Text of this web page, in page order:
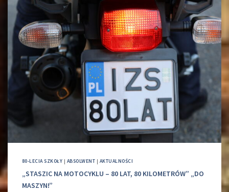
80-LECIA SZKOŁY | ABSOLWENT | AKTUALNOŚCI
„STASZIC NA MOTOCYKLU – 80 LAT, 80 KILOMETRÓW” „DO
MASZYN!”